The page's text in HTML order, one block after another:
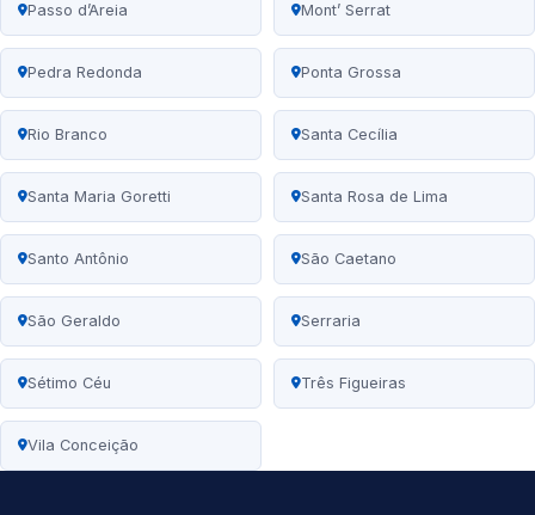
Passo d’Areia Mont’ Serrat
Pedra Redonda Ponta Grossa
Rio Branco Santa Cecília
Santa Maria Goretti Santa Rosa de Lima
Santo Antônio São Caetano
São Geraldo Serraria
Sétimo Céu Três Figueiras
Vila Conceição